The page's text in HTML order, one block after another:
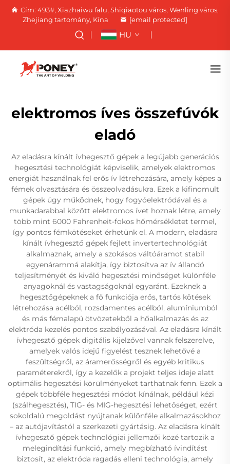
Cím: 493#, Xiazhaiwu falu, Shiqiaotou város, Wenling város,
Zhejiang tartomány, Kína
[email protected]
HU
elektromos íves összefúvók
eladó
Az eladásra kínált ívhegesztő gépek a legújabb generációs
hegesztési technológiát képviselik, amelyek elektromos
energiát használnak fel erős ív létrehozására, amely képes a
fémek olvasztására és összeolvadásukra. Ezek a kifinomult
gépek úgy működnek, hogy fogyóelektródával és a
munkadarabbal között elektromos ívet hoznak létre, amely
több mint 6000 Fahrenheit-fokos hőmérsékletet termel,
így pontos fémkötéseket érhetünk el. A modern, eladásra
kínált ívhegesztő gépek fejlett invertertechnológiát
alkalmaznak, amely a szokásos váltóáramot stabil
egyenárammá alakítja, így biztosítva az ív állandó
teljesítményét és kiváló hegesztési minőséget különféle
anyagoknál és vastagságoknál egyaránt. Ezeknek a
hegesztőgépeknek a fő funkciója erős, tartós kötések
létrehozása acélból, rozsdamentes acélból, alumíniumból
és más fémalapú ötvözetekből a hőalkalmazás és az
elektróda kezelés pontos szabályozásával. Az eladásra kínált
ívhegesztő gépek digitális kijelzővel vannak felszerelve,
amelyek valós idejű figyelést tesznek lehetővé a
feszültségről, az áramerősségről és egyéb kritikus
paraméterekről, így a kezelők a projekt teljes ideje alatt
optimális hegesztési körülményeket tarthatnak fenn. Ezek a
gépek többféle hegesztési módot kínálnak, például kézi
(szálhegesztés), TIG- és MIG-hegesztési lehetőséget, ezért
sokoldalú megoldást nyújtanak különféle alkalmazásokhoz
– az autójavítástól a szerkezeti gyártásig. Az eladásra kínált
ívhegesztő gépek technológiai jellemzői közé tartozik a
melegindítási funkció, amely megbízható ívindítást
biztosít, az elektróda ragadás elleni technológia, amely